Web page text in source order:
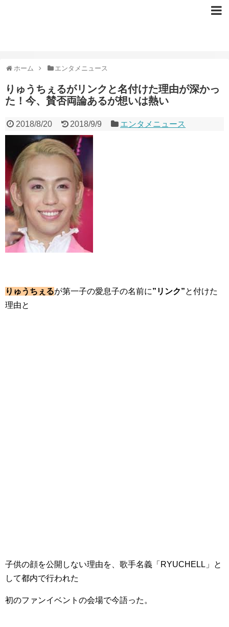
ホーム エンタメニュース
りゅうちぇるがリンクと名付けた理由が深かっ
た！今、賛否両論あるが想いは熱い
2018/8/20 2018/9/9 エンタメニュース
りゅうちぇるが第一子の愛息子の名前に”リンク”と付けた
理由と
子供の顔を公開しない理由を、歌手名義「RYUCHELL」と
して都内で行われた
初のファンイベントの会場で今語った。